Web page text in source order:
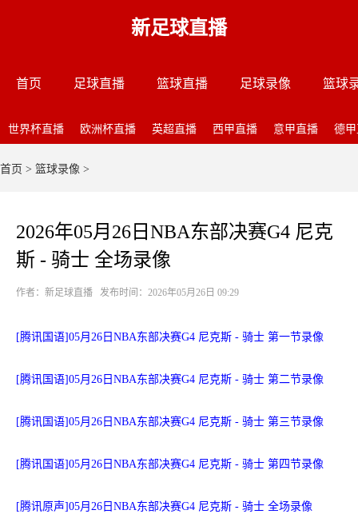
新足球直播
首页 足球直播 篮球直播 足球录像 篮球
世界杯直播 欧洲杯直播 英超直播 西甲直播 意甲直播 德
首页 > 篮球录像 >
2026年05月26日NBA东部决赛G4 尼克
斯 - 骑士 全场录像
作者：新足球直播 发布时间：2026年05月26日 09:29
[腾讯国语]05月26日NBA东部决赛G4 尼克斯 - 骑士 第一节录像
[腾讯国语]05月26日NBA东部决赛G4 尼克斯 - 骑士 第二节录像
[腾讯国语]05月26日NBA东部决赛G4 尼克斯 - 骑士 第三节录像
[腾讯国语]05月26日NBA东部决赛G4 尼克斯 - 骑士 第四节录像
[腾讯原声]05月26日NBA东部决赛G4 尼克斯 - 骑士 全场录像